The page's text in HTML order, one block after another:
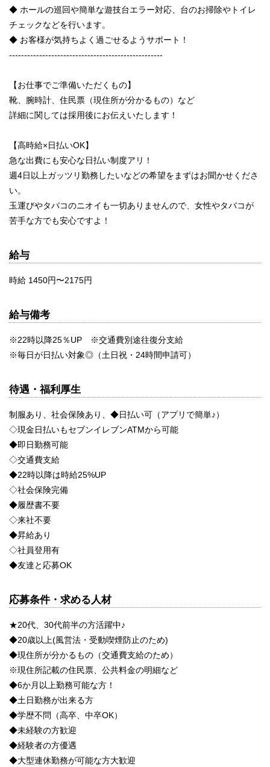
◆ ホールの巡回や簡単な遊技台エラー対応、台のお掃除やトイレ
チェックなどを行います。
◆ お客様が気持ちよく過ごせるようサポート！
---------------------------------------------------
【お仕事でご準備いただくもの】
靴、腕時計、住民票（現住所が分かるもの）など
詳細に関しては採用後にお伝えいたします！
【高時給×日払いOK】
急な出費にも安心な日払い制度アリ！
週4日以上ガッツリ勤務したいなどの希望をまずはお聞かせくださ
い。
玉運びやタバコのニオイも一切ありませんので、女性やタバコが
苦手な方でも安心ですよ！
給与
時給 1450円〜2175円
給与備考
※22時以降25％UP ※交通費別途往復分支給
※毎日が日払い対象◎（土日祝・24時間申請可）
待遇・福利厚生
制服あり、社会保険あり、◆日払い可（アプリで簡単♪）
◇現金日払いもセブンイレブンATMから可能
◆即日勤務可能
◇交通費支給
◆22時以降は時給25%UP
◇社会保険完備
◆履歴書不要
◇来社不要
◆昇給あり
◇社員登用有
◆友達と応募OK
応募条件・求める人材
★20代、30代前半の方活躍中♪
◆20歳以上(風営法・受動喫煙防止のため)
◆現住所が分かるもの（交通費支給のため）
※現住所記載の住民票、公共料金の明細など
◆6か月以上勤務可能な方！
◆土日勤務が出来る方
◆学歴不問（高卒、中卒OK）
◆未経験の方歓迎
◆経験者の方優遇
◆大型連休勤務が可能な方大歓迎